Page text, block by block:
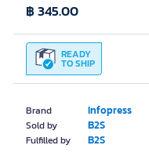
Brand Infopress
Sold by B2S
Fulfilled by B2S
READY
TO SHIP
฿ 345.00